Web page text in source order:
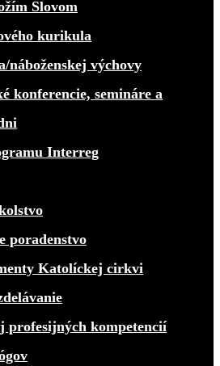
Slovom
kurikula
náboženskej výchovy
konferencie, semináre a
Interreg
poradenstvo
Katolíckej cirkvi
profesijných kompetencií